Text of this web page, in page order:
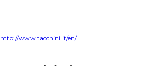
http://www.tacchini.it/en/